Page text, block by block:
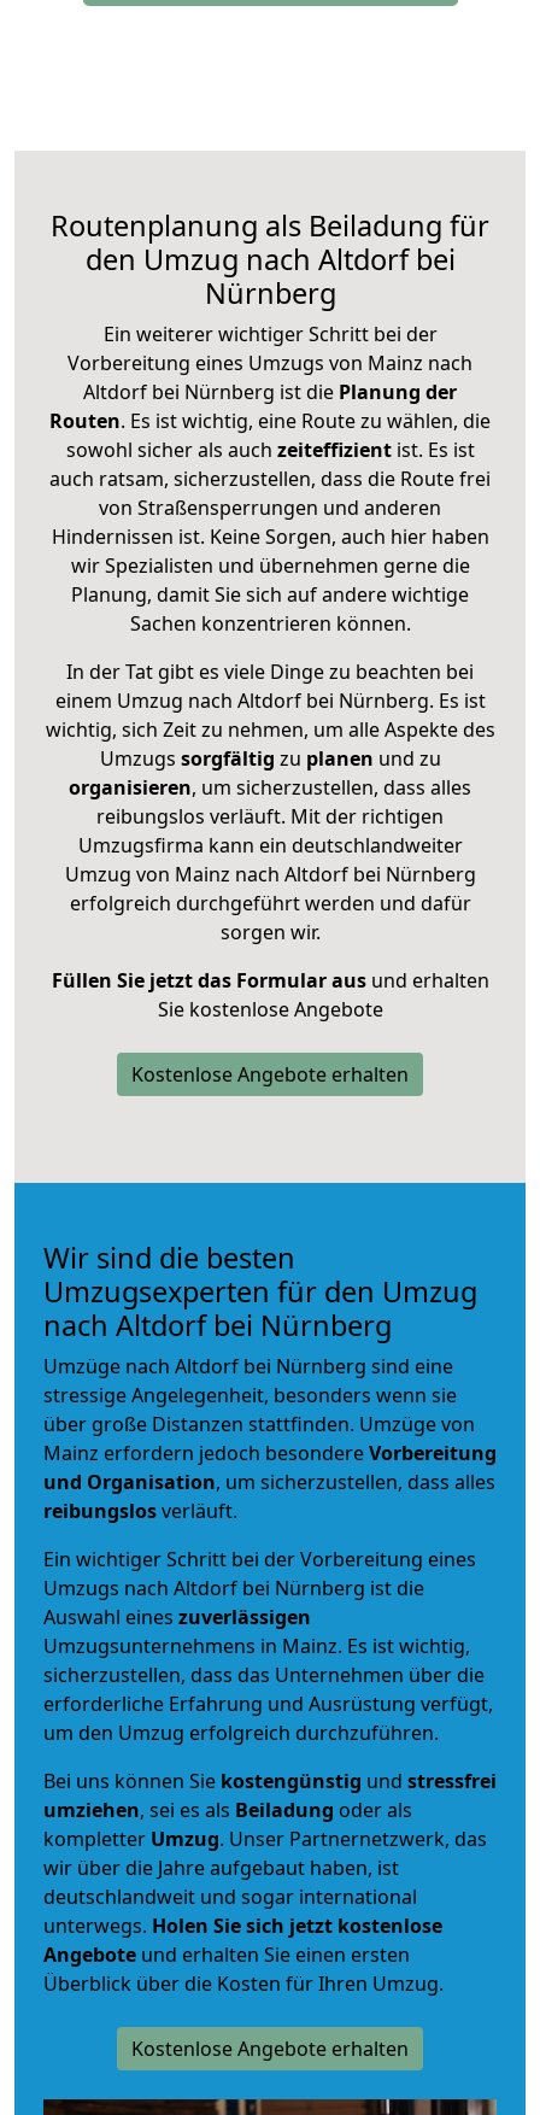
Routenplanung als Beiladung für
den Umzug nach Altdorf bei
Nürnberg
Ein weiterer wichtiger Schritt bei der
Vorbereitung eines Umzugs von Mainz nach
Altdorf bei Nürnberg ist die Planung der
Routen. Es ist wichtig, eine Route zu wählen, die
sowohl sicher als auch zeiteffizientist. Es ist
auch ratsam, sicherzustellen, dass die Route frei
von Straßensperrungen und anderen
Hindernissen ist. Keine Sorgen, auch hier haben
wir Spezialisten und übernehmen gerne die
Planung, damit Sie sich auf andere wichtige
Sachen konzentrieren können.
In der Tat gibt es viele Dinge zu beachten bei
einem Umzug nach Altdorf bei Nürnberg. Es ist
wichtig, sich Zeit zu nehmen, um alle Aspekte des
Umzugs sorgfältig zu planen und zu
organisieren, um sicherzustellen, dass alles
reibungslos verläuft. Mit der richtigen
Umzugsfirma kann ein deutschlandweiter
Umzug von Mainz nach Altdorf bei Nürnberg
erfolgreich durchgeführt werden und dafür
sorgen wir.
Füllen Sie jetzt das Formular ausund erhalten
Sie kostenlose Angebote
Kostenlose Angebote erhalten
Wir sind die besten
Umzugsexperten für den Umzug
nach Altdorf bei Nürnberg
Umzüge nach Altdorf bei Nürnberg sind eine
stressige Angelegenheit, besonders wenn sie
über große Distanzen stattfinden. Umzüge von
Mainz erfordern jedoch besondereVorbereitung
und Organisation, um sicherzustellen, dass alles
reibungslosverläuft.
Ein wichtiger Schritt bei der Vorbereitung eines
Umzugs nach Altdorf bei Nürnberg ist die
Auswahl eines zuverlässigen
Umzugsunternehmens in Mainz. Es ist wichtig,
sicherzustellen, dass das Unternehmen über die
erforderliche Erfahrung und Ausrüstung verfügt,
um den Umzug erfolgreich durchzuführen.
Bei uns können Sie kostengünstig und stressfrei
umziehen, sei es als Beiladung oder als
kompletter Umzug. Unser Partnernetzwerk, das
wir über die Jahre aufgebaut haben, ist
deutschlandweit und sogar international
unterwegs. Holen Sie sich jetzt kostenlose
Angebote und erhalten Sie einen ersten
Überblick über die Kosten für Ihren Umzug.
Kostenlose Angebote erhalten